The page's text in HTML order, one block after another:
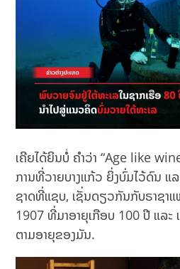
ເຄີຍໄດ້ຍິນບໍ່ ຄຳວ່າ “Age like
ການທີ່ວາຍບາງແກ້ວ ຍິ່ງບົ່ມໄວ້ດົນ ແ
ຊາດທີ່ແຊບ, ເຊັ່ນດຽວກັນກັບຣາຊາ
1907 ທີ່ມາອາຍຸເກືອບ 100 ປີ ແລະ
ຕາມອາຍຸຂອງມັນ.